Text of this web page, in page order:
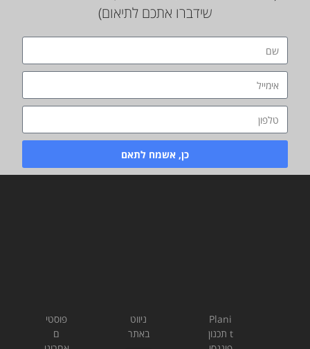
שידברו אתכם לתיאום)
כן, אשמח לתאם
Plani
t תכנון
ניווט
באתר
פוסטי
ם